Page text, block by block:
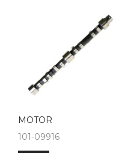
MOTOR
101-09916